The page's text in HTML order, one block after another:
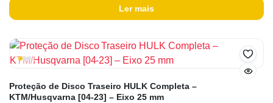
Ler mais
Proteção de Disco Traseiro HULK Completa –
KTM/Husqvarna [04-23] – Eixo 25 mm